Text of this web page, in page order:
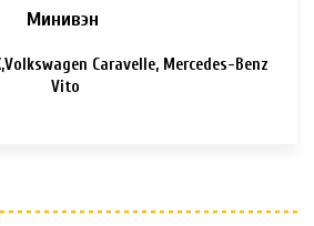
Минивэн
Caravelle, Mercedes-Benz
Vito